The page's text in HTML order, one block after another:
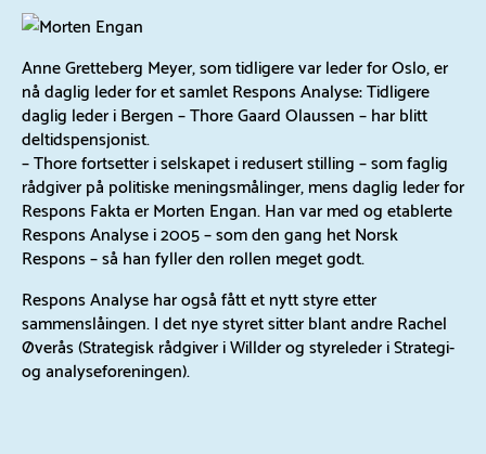
Anne Gretteberg Meyer, som tidligere var leder for Oslo, er
nå daglig leder for et samlet Respons Analyse: Tidligere
daglig leder i Bergen – Thore Gaard Olaussen – har blitt
deltidspensjonist.
– Thore fortsetter i selskapet i redusert stilling – som faglig
rådgiver på politiske meningsmålinger, mens daglig leder for
Respons Fakta er Morten Engan. Han var med og etablerte
Respons Analyse i 2005 – som den gang het Norsk
Respons – så han fyller den rollen meget godt.
Respons Analyse har også fått et nytt styre etter
sammenslåingen. I det nye styret sitter blant andre Rachel
Øverås (Strategisk rådgiver i Willder og styreleder i Strategi-
og analyseforeningen).